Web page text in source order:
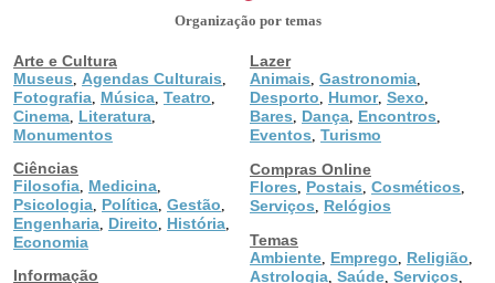
Organização por temas
Arte e Cultura
Museus
Agendas Culturais
Fotografia Música Teatro
Cinema Literatura
Monumentos
Ciências
Filosofia Medicina
Psicologia Política Gestão
Engenharia Direito História
Economia
Informação
Lazer
Animais Gastronomia
Desporto Humor, Sexo
Bares Dança Encontros
Eventos Turismo
Compras Online
Flores
Postais Cosméticos
Serviços
Relógios
Temas
Ambiente Emprego Religião
Astrologia Saúde Serviços